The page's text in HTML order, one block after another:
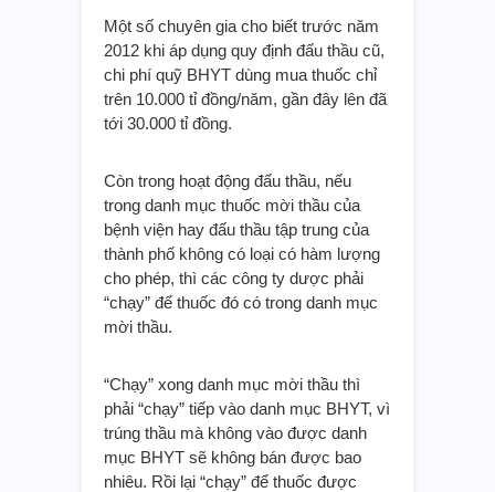
Một số chuyên gia cho biết trước năm
2012 khi áp dụng quy định đấu thầu cũ,
chi phí quỹ BHYT dùng mua thuốc chỉ
trên 10.000 tỉ đồng/năm, gần đây lên đã
tới 30.000 tỉ đồng.
Còn trong hoạt động đấu thầu, nếu
trong danh mục thuốc mời thầu của
bệnh viện hay đấu thầu tập trung của
thành phố không có loại có hàm lượng
cho phép, thì các công ty dược phải
“chạy” để thuốc đó có trong danh mục
mời thầu.
“Chạy” xong danh mục mời thầu thì
phải “chạy” tiếp vào danh mục BHYT, vì
trúng thầu mà không vào được danh
mục BHYT sẽ không bán được bao
nhiêu. Rồi lại “chạy” để thuốc được